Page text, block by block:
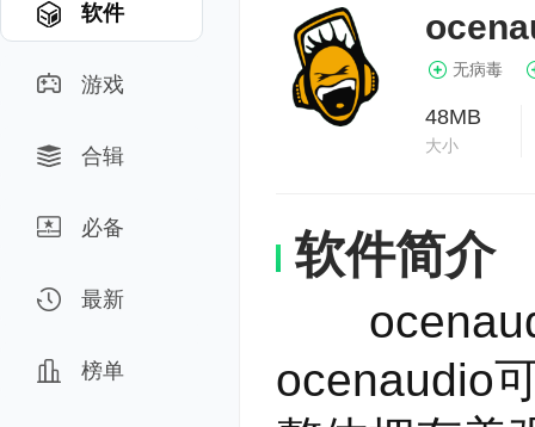
软件
游戏
合辑
必备
最新
榜单
无病毒
48MB
大小
软件简介
ocenaudio